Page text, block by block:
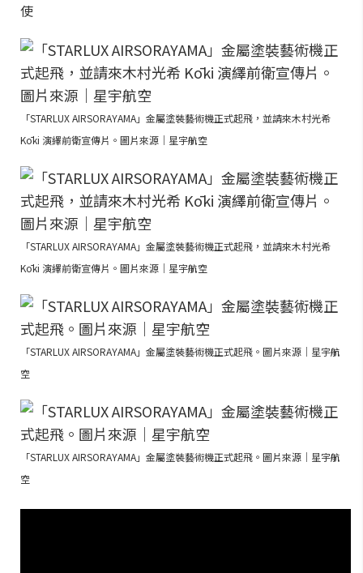
使
「STARLUX AIRSORAYAMA」金屬塗裝藝術機正式起飛，並請來木村光希
Kōki 演繹前衛宣傳片。圖片來源｜星宇航空
「STARLUX AIRSORAYAMA」金屬塗裝藝術機正式起飛，並請來木村光希
Kōki 演繹前衛宣傳片。圖片來源｜星宇航空
「STARLUX AIRSORAYAMA」金屬塗裝藝術機正式起飛。圖片來源｜星宇航
空
「STARLUX AIRSORAYAMA」金屬塗裝藝術機正式起飛。圖片來源｜星宇航
空